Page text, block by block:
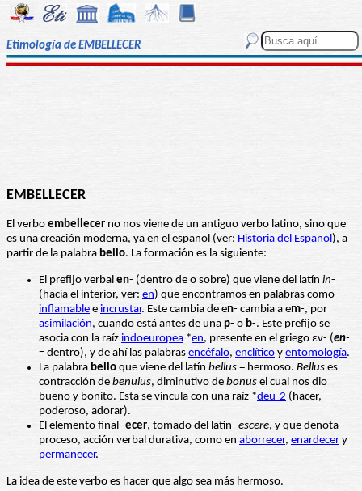
Etimología de EMBELLECER
EMBELLECER
El verbo embellecer no nos viene de un antiguo verbo latino, sino que
es una creación moderna, ya en el español (ver: Historia del Español), a
partir de la palabra bello. La formación es la siguiente:
El prefijo verbal en- (dentro de o sobre) que viene del latín in-
(hacia el interior, ver: en) que encontramos en palabras como
inflamable e incrustar. Este cambia de en- cambia a em-, por
asimilación, cuando está antes de una p- o b-. Este prefijo se
asocia con la raíz indoeuropea *en, presente en el griego εν- (en-
= dentro), y de ahí las palabras encéfalo, enclítico y entomología.
La palabra bello que viene del latín bellus = hermoso. Bellus es
contracción de benulus, diminutivo de bonus el cual nos dio
bueno y bonito. Esta se vincula con una raíz *deu-2 (hacer,
poderoso, adorar).
El elemento final -ecer, tomado del latín -escere, y que denota
proceso, acción verbal durativa, como en aborrecer, enardecer y
permanecer.
La idea de este verbo es hacer que algo sea más hermoso.